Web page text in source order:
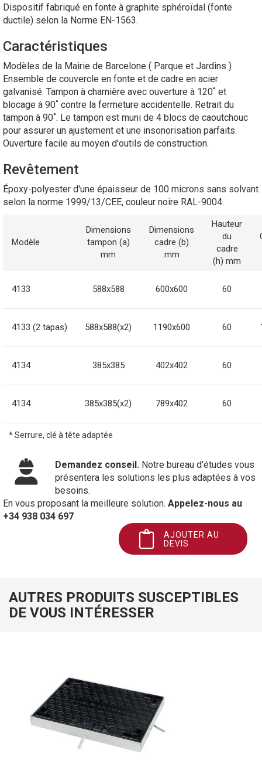
Dispositif fabriqué en fonte à graphite sphéroïdal (fonte
ductile) selon la Norme EN-1563.
Caractéristiques
Modèles de la Mairie de Barcelone ( Parque et Jardins )
Ensemble de couvercle en fonte et de cadre en acier
galvanisé. Tampon à charnière avec ouverture à 120˚ et
blocage à 90˚ contre la fermeture accidentelle. Retrait du
tampon à 90˚. Le tampon est muni de 4 blocs de caoutchouc
pour assurer un ajustement et une insonorisation parfaits.
Ouverture facile au moyen d'outils de construction.
Revêtement
Époxy-polyester d'une épaisseur de 100 microns sans solvant
selon la norme 1999/13/CEE, couleur noire RAL-9004.
Modèle
Dimensions
tampon (a)
mm
Dimensions
cadre (b)
mm
Hauteur
du
cadre
(h) mm
4133 588x588 600x600 60
4133 (2 tapas) 588x588(x2) 1190x600 60
4134 385x385 402x402 60
4134 385x385(x2) 789x402 60
* Serrure, clé à tête adaptée
Demandez conseil. Notre bureau d'études vous
présentera les solutions les plus adaptées à vos
besoins.
En vous proposant la meilleure solution. Appelez-nous au
+34 938 034 697
AJOUTER AU
DEVIS
AUTRES PRODUITS SUSCEPTIBLES
DE VOUS INTÉRESSER